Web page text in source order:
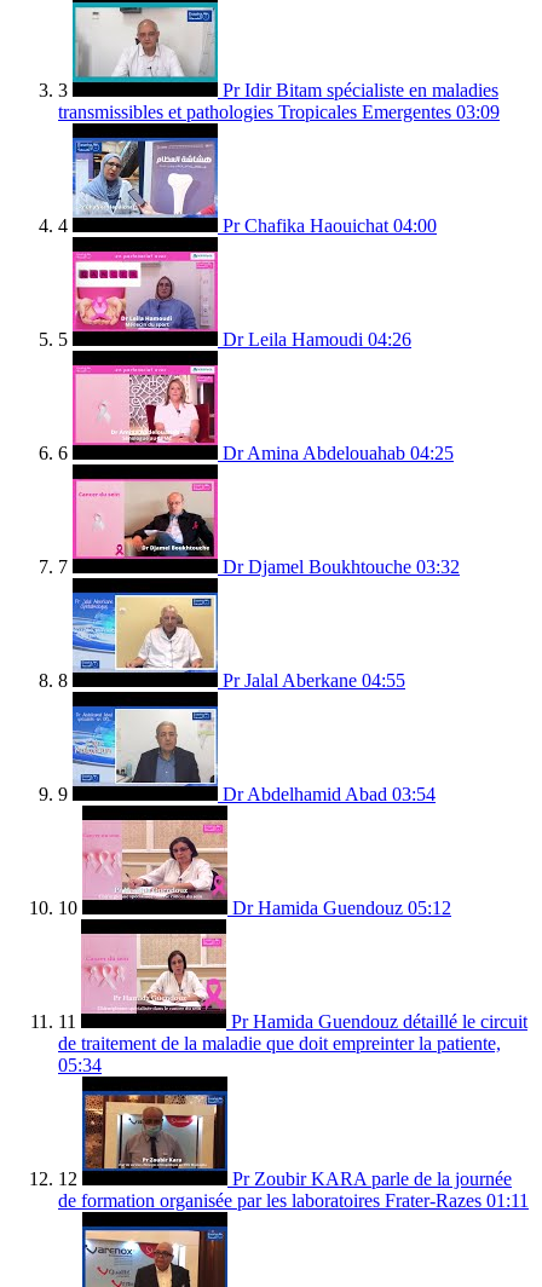
3
Pr Idir Bitam spécialiste en maladies
transmissibles et pathologies Tropicales Emergentes 03:09
4 Pr Chafika Haouichat 04:00
5 Dr Leila Hamoudi 04:26
6 Dr Amina Abdelouahab 04:25
7 Dr Djamel Boukhtouche 03:32
8 Pr Jalal Aberkane 04:55
9 Dr Abdelhamid Abad 03:54
10 Dr Hamida Guendouz 05:12
11
Pr Hamida Guendouz détaillé le circuit
de traitement de la maladie que doit empreinter la patiente,
05:34
12
Pr Zoubir KARA parle de la journée
de formation organisée par les laboratoires Frater-Razes 01:11